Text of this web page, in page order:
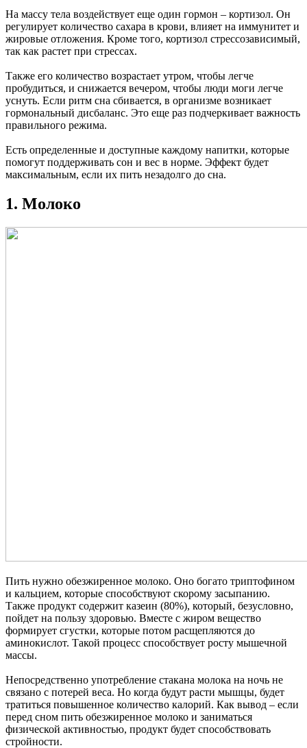
На массу тела воздействует еще один гормон – кортизол. Он
регулирует количество сахара в крови, влияет на иммунитет и
жировые отложения. Кроме того, кортизол стрессозависимый,
так как растет при стрессах.
Также его количество возрастает утром, чтобы легче
пробудиться, и снижается вечером, чтобы люди моги легче
уснуть. Если ритм сна сбивается, в организме возникает
гормональный дисбаланс. Это еще раз подчеркивает важность
правильного режима.
Есть определенные и доступные каждому напитки, которые
помогут поддерживать сон и вес в норме. Эффект будет
максимальным, если их пить незадолго до сна.
1. Молоко
Пить нужно обезжиренное молоко. Оно богато триптофином
и кальцием, которые способствуют скорому засыпанию.
Также продукт содержит казеин (80%), который, безусловно,
пойдет на пользу здоровью. Вместе с жиром вещество
формирует сгустки, которые потом расщепляются до
аминокислот. Такой процесс способствует росту мышечной
массы.
Непосредственно употребление стакана молока на ночь не
связано с потерей веса. Но когда будут расти мышцы, будет
тратиться повышенное количество калорий. Как вывод – если
перед сном пить обезжиренное молоко и заниматься
физической активностью, продукт будет способствовать
стройности.